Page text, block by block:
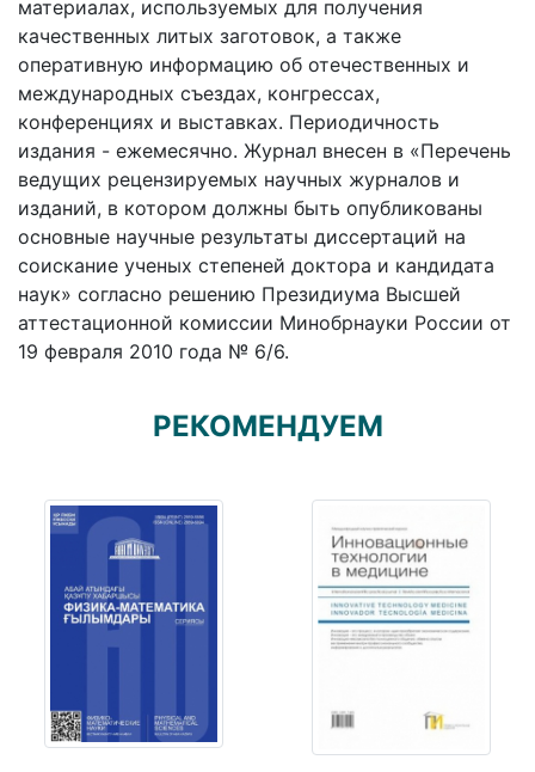
материалах, используемых для получения
качественных литых заготовок, а также
оперативную информацию об отечественных и
международных съездах, конгрессах,
конференциях и выставках. Периодичность
издания - ежемесячно. Журнал внесен в «Перечень
ведущих рецензируемых научных журналов и
изданий, в котором должны быть опубликованы
основные научные результаты диссертаций на
соискание ученых степеней доктора и кандидата
наук» согласно решению Президиума Высшей
аттестационной комиссии Минобрнауки России от
19 февраля 2010 года № 6/6.
РЕКОМЕНДУЕМ